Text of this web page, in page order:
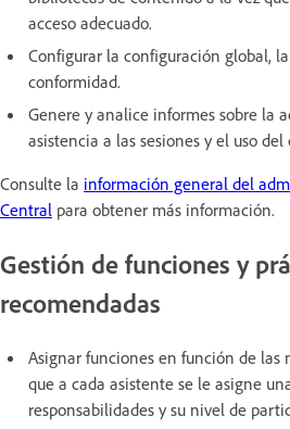
acceso adecuado.
Configurar la configuración global,
conformidad.
Genere y analice informes sobre la
asistencia a las sesiones y el uso
Consulte la información general del
Central para obtener más información.
Gestión de funciones y
recomendadas
Asignar funciones en función de las
que a cada asistente se le asigne
responsabilidades y su nivel de